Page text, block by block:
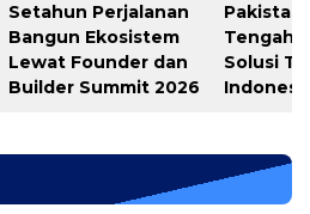
Setahun Perjalanan
Bangun Ekosistem
Lewat Founder dan
Builder Summit 2026
Pakistan
Tengah
Solusi